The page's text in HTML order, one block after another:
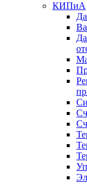
КИПиА